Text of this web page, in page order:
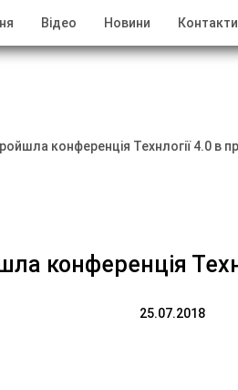
Відео Новини Контакти
конференція Технлогії 4.0 в
конференція
25.07.2018